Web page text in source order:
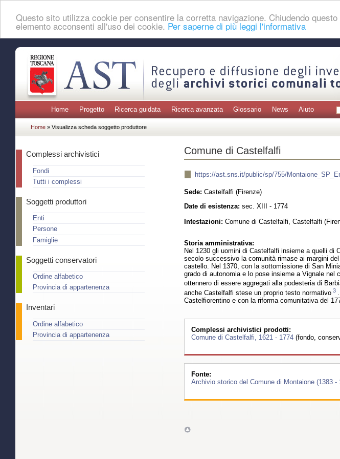
Questo sito utilizza cookie per consentire la corretta navigazione. Chiudendo
elemento acconsenti all'uso dei cookie. Per saperne di più leggi l'informativa
Home Progetto Ricerca guidata Ricerca avanzata Glossario News Aiuto
Home » Visualizza scheda soggetto produttore
Complessi archivistici
Fondi
Tutti i complessi
Soggetti produttori
Enti
Persone
Famiglie
Soggetti conservatori
Ordine alfabetico
Provincia di appartenenza
Inventari
Ordine alfabetico
Provincia di appartenenza
Comune di Castelfalfi
https://ast.sns.it/public/sp/755/
Sede: Castelfalfi (Firenze)
Date di esistenza: sec. XIII - 1774
Intestazioni: Comune di Castelfalfi, Castelfalfi
Storia amministrativa:
Nel 1230 gli uomini di Castelfalfi insieme a quelli di
secolo successivo la comunità rimase ai margini
castello. Nel 1370, con la sottomissione di San
grado di autonomia e lo pose insieme a Vignale nel
ottennero di essere aggregati alla podesteria di
anche Castelfalfi stese un proprio testo normativo 3
Castelfiorentino e con la riforma comunitativa del
Complessi archivistici prodotti:
Comune di Castelfalfi, 1621 - 1774 (fondo,
Fonte:
Archivio storico del Comune di Montaione (1383 -